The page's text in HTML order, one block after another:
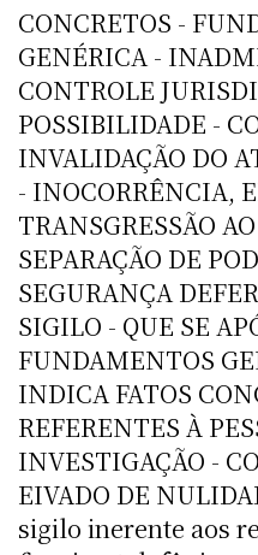
CONCRETOS -
GENÉRICA -
CONTROLE
POSSIBILIDADE -
INVALIDAÇÃO DO
- INOCORRÊNCIA,
TRANSGRESSÃO
SEPARAÇÃO DE
SEGURANÇA
SIGILO - QUE SE
FUNDAMENTOS
INDICA FATOS
REFERENTES À
INVESTIGAÇÃO -
EIVADO DE
sigilo inerente aos